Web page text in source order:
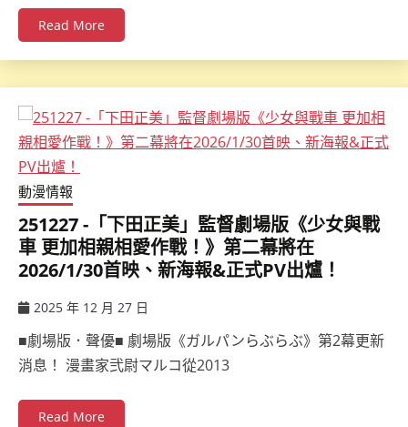
Read More
動漫情報
251227 -「下田正美」監督劇場版《少女與戰
車 更加相親相愛作戰！》第二幕將在
2026/1/30首映、新海報&正式PV出爐！
2025 年 12 月 27 日
■劇場版．聲優■ 劇場版《ガルパンらぶらぶ》第2幕更新
消息！ 漫畫家弐尉マルコ從2013
Read More